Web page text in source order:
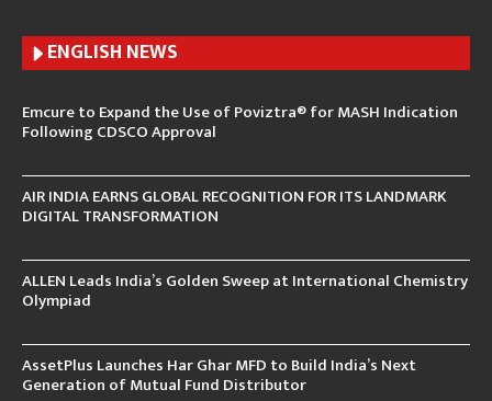
ENGLISH NEWS
Emcure to Expand the Use of Poviztra® for MASH Indication
Following CDSCO Approval
AIR INDIA EARNS GLOBAL RECOGNITION FOR ITS LANDMARK
DIGITAL TRANSFORMATION
ALLEN Leads India’s Golden Sweep at International Chemistry
Olympiad
AssetPlus Launches Har Ghar MFD to Build India’s Next
Generation of Mutual Fund Distributor